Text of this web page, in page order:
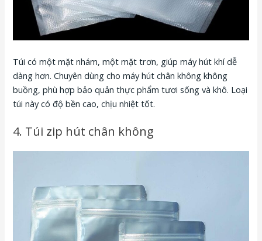
Túi có một mặt nhám, một mặt trơn, giúp máy hút khí dễ
dàng hơn. Chuyên dùng cho máy hút chân không không
buồng, phù hợp bảo quản thực phẩm tươi sống và khô. Loại
túi này có độ bền cao, chịu nhiệt tốt.
4. Túi zip hút chân không